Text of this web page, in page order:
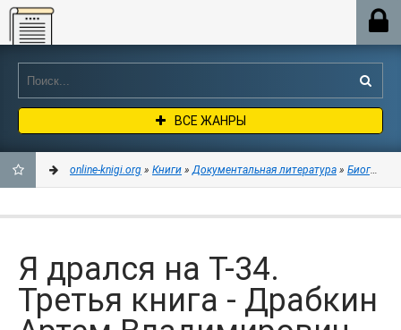
Online-knigi.org
ВСЕ ЖАНРЫ
ЗАКЛАДКИ
online-knigi.org » Книги »Документальная литература »
Я дрался на Т-34.
Третья книга - Драбкин